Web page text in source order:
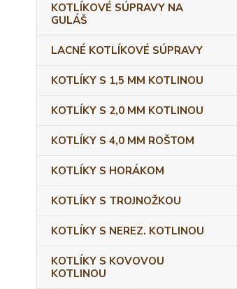
KOTLÍKOVÉ SÚPRAVY NA
GULÁŠ
LACNÉ KOTLÍKOVÉ SÚPRAVY
KOTLÍKY S 1,5 MM KOTLINOU
KOTLÍKY S 2,0 MM KOTLINOU
KOTLÍKY S 4,0 MM ROŠTOM
KOTLÍKY S HORÁKOM
KOTLÍKY S TROJNOŽKOU
KOTLÍKY S NEREZ. KOTLINOU
KOTLÍKY S KOVOVOU
KOTLINOU